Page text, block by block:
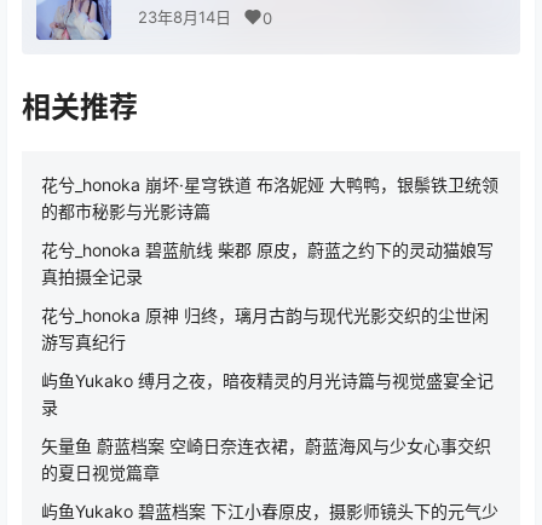
23年8月14日
0
相关推荐
花兮_honoka 崩坏·星穹铁道 布洛妮娅 大鸭鸭，银鬃铁卫统领
的都市秘影与光影诗篇
花兮_honoka 碧蓝航线 柴郡 原皮，蔚蓝之约下的灵动猫娘写
真拍摄全记录
花兮_honoka 原神 归终，璃月古韵与现代光影交织的尘世闲
游写真纪行
屿鱼Yukako 缚月之夜，暗夜精灵的月光诗篇与视觉盛宴全记
录
矢量鱼 蔚蓝档案 空崎日奈连衣裙，蔚蓝海风与少女心事交织
的夏日视觉篇章
屿鱼Yukako 碧蓝档案 下江小春原皮，摄影师镜头下的元气少